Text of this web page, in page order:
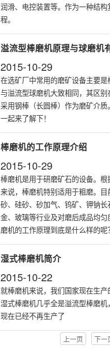
润滑、电控装置等。作为一种结
程。
溢流型棒磨机原理与球磨机
2015-10-29
在选矿厂中常用的磨矿设备主要
与溢流型球磨机大致相同，其区
采用钢棒（长圆棒）作为磨矿介
一起来了解下！
棒磨机的工作原理介绍
2015-10-29
棒磨机是用于研磨矿石的设备。
来说，棒磨机特别适用于粗磨。
砂、硅砂、砂加气、钨矿、钾钠
金、玻璃等行业及对磨后成品均
磨机的工作原理到底是什么样的呢
湿式棒磨机简介
2015-10-22
就棒磨机来说，我们国家现在生产
湿式棒磨机几乎全是溢流型棒磨
现在已经不再生产了
上一页 下一